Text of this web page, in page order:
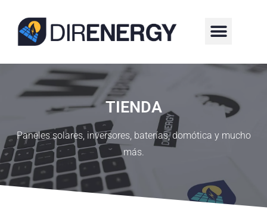
TIENDA
Paneles solares, inversores, baterías, domótica y mucho
más.